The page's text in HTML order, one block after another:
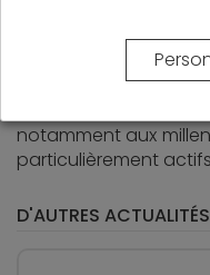
L’enquête
les projets restent
principale, d’une
notamment aux
particulièrement
D'AUTRES